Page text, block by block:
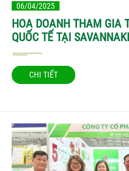
06/04/2025
HOA DOANH THAM GIA
QUỐC TẾ TẠI
CHI TIẾT